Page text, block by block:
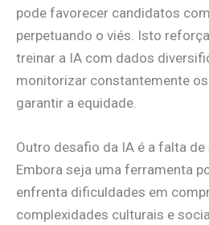
pode favorecer candidatos
perpetuando o viés. Isto
treinar a IA com dados
monitorizar constantemente
garantir a equidade.
Outro desafio da IA é a falta
Embora seja uma ferramenta
enfrenta dificuldades em
complexidades culturais e